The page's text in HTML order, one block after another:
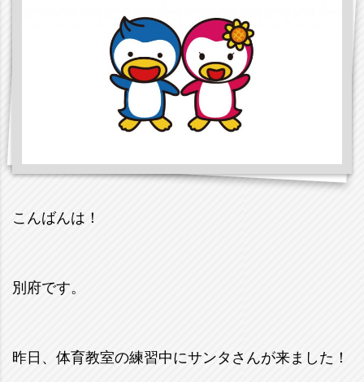
こんばんは！
別府です。
昨日、体育教室の練習中にサンタさんが来ました！